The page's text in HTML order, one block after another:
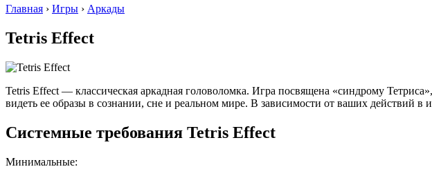
Главная › Игры › Аркады
Tetris Effect
Tetris Effect — классическая аркадная головоломка. Игра посвящена «синдрому
видеть ее образы в сознании, сне и реальном мире. В зависимости от ваших действий в
Системные требования Tetris Effect
Минимальные: